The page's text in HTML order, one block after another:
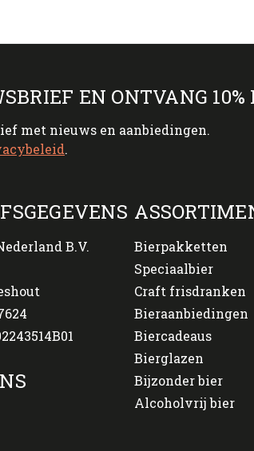
EN ONTVANG 10%
met nieuws en aanbiedingen.
.
B.V.
Bierpakketten
Speciaalbier
Craft frisdranken
Bieraanbiedingen
Biercadeaus
Bierglazen
Bijzonder bier
Alcoholvrij bier